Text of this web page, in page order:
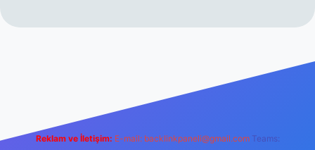
Reklam ve İletişim: E-mail: backlinkpaneli@gmail.com Teams: